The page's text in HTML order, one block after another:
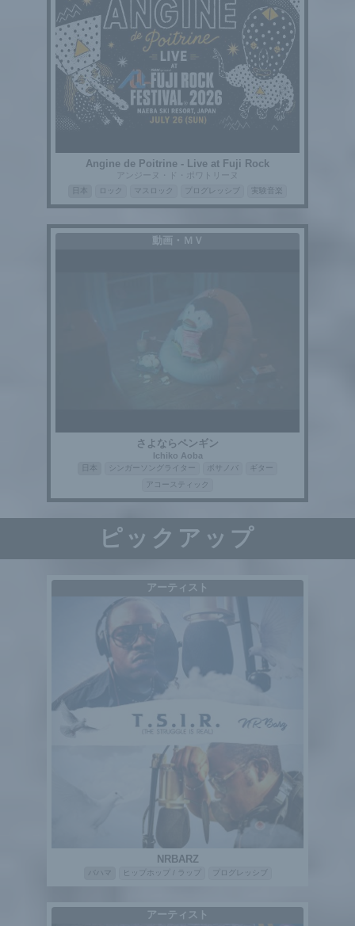
Angine de Poitrine - Live at Fuji Rock
アンジーヌ・ド・ポワトリーヌ
ロック マスロック プログレッシブ 実験音楽
動画・ＭＶ
さよならペンギン
Ichiko Aoba
シンガーソングライター ボサノバ
ギター
アコースティック
ピックアップ
アーティスト
NRBARZ
バハマ ヒップホップ / ラップ プログレッシブ
アーティスト